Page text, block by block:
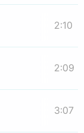
2:10
2:09
3:07